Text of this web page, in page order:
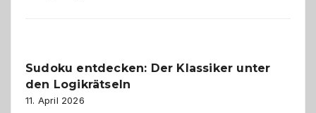
Sudoku entdecken: Der Klassiker unter
den Logikrätseln
11. April 2026